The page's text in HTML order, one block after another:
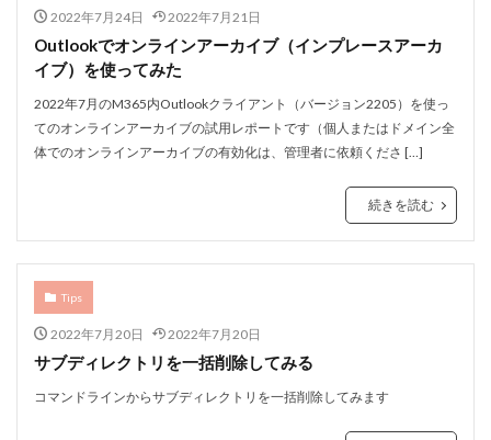
2022年7月24日 2022年7月21日
Outlookでオンラインアーカイブ（インプレースアーカ
イブ）を使ってみた
2022年7月のM365内Outlookクライアント（バージョン2205）を使っ
てのオンラインアーカイブの試用レポートです（個人またはドメイン全
体でのオンラインアーカイブの有効化は、管理者に依頼くださ […]
続きを読む
Tips
2022年7月20日 2022年7月20日
サブディレクトリを一括削除してみる
コマンドラインからサブディレクトリを一括削除してみます